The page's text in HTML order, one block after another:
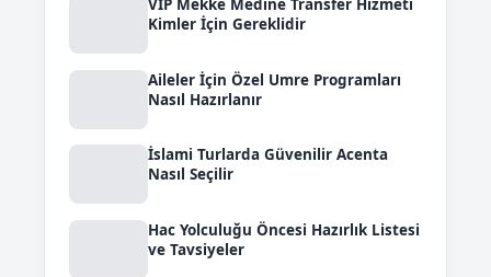
VIP Mekke Medine Transfer Hizmeti
Kimler İçin Gereklidir
Aileler İçin Özel Umre Programları
Nasıl Hazırlanır
İslami Turlarda Güvenilir Acenta
Nasıl Seçilir
Hac Yolculuğu Öncesi Hazırlık Listesi
ve Tavsiyeler